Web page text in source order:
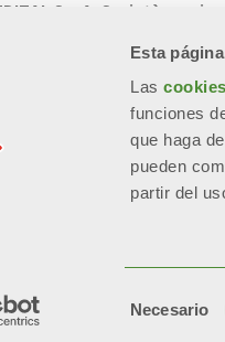
Esta
Las
funciones
que haga
pueden
partir del
Necesario
S.p.A. Società a unico
Legale e Amministrativa
40 - 25079 VOBARNO